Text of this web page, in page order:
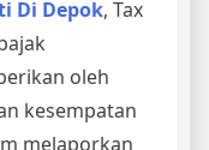
Di Depok, Tax
oleh
kesempatan
melaporkan